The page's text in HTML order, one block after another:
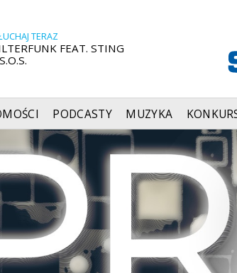
TERAZ
FEAT. STING
PODCASTY MUZYKA